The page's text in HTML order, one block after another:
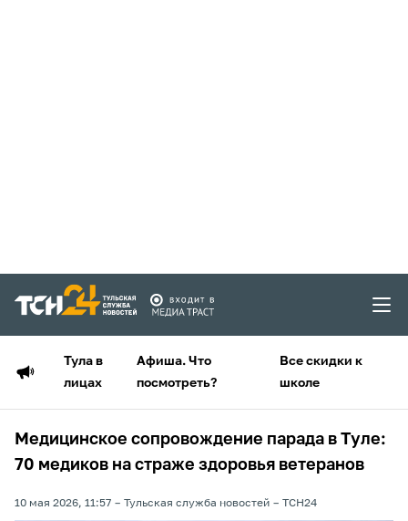
Тула в
лицах
Афиша. Что
посмотреть?
Все скидки к
школе
Медицинское сопровождение парада в Туле:
70 медиков на страже здоровья ветеранов
10 мая 2026, 11:57 Тульская служба новостей ТСН24